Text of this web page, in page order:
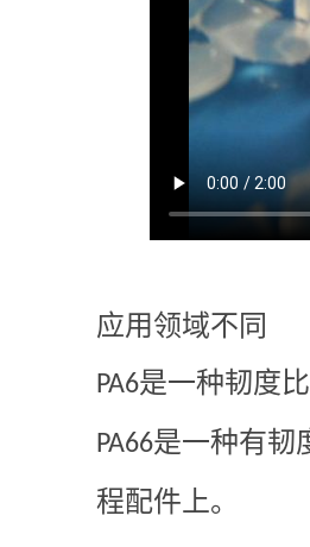
应用领域不同
PA6是一种韧度
PA66是一种有韧
程配件上。